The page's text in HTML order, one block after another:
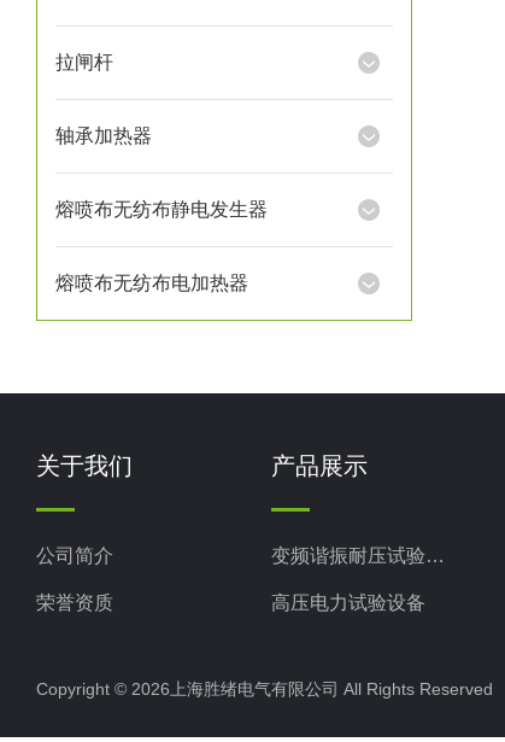
拉闸杆
轴承加热器
熔喷布无纺布静电发生器
熔喷布无纺布电加热器
关于我们
公司简介
荣誉资质
产品展示
变频谐振耐压试验装置
高压电力试验设备
防雷检测仪器设备
Copyright © 2026上海胜绪电气有限公司 All Rights Reserved